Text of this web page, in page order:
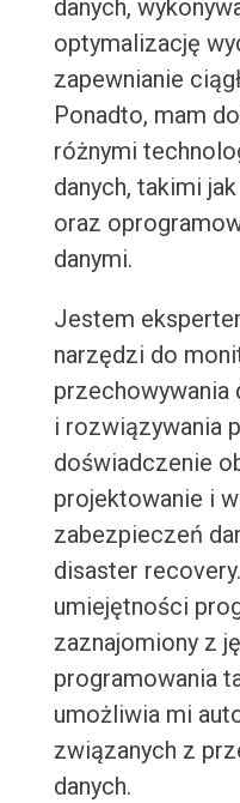
danych,
optymalizację
zapewnianie
Ponadto, mam
różnymi
danych, takimi
oraz
danymi.
Jestem
narzędzi do
przechowywania
i rozwiązywania
doświadczenie
projektowanie i
zabezpieczeń
disaster
umiejętności
zaznajomiony z
programowania
umożliwia mi
związanych z
danych.